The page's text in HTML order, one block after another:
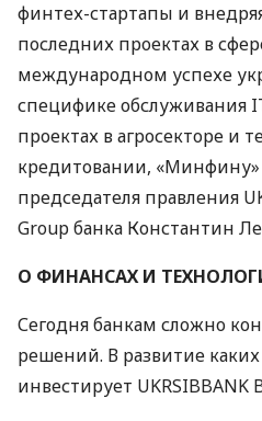
финтех-стартапы и
последних проектах в
международном успехе
специфике обслуживания
проектах в агросекторе и
кредитовании, «Минфину»
председателя правления
Group банка Константин
О ФИНАНСАХИ
Сегодня банкам сложно
решений. В развитие
инвестирует UKRSIBBANK